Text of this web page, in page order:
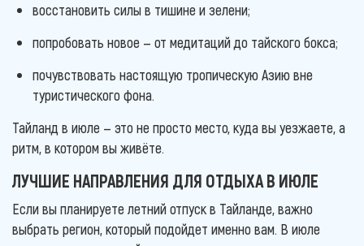
восстановить силы в тишине и зелени;
попробовать новое — от медитаций до тайского бокса;
почувствовать настоящую тропическую Азию вне
туристического фона.
Тайланд в июле — это не просто место, куда вы уезжаете, а
ритм, в котором вы живёте.
ЛУЧШИЕ НАПРАВЛЕНИЯ ДЛЯ ОТДЫХА В ИЮЛЕ
Если вы планируете летний отпуск в Тайланде, важно
выбрать регион, который подойдет именно вам. В июле